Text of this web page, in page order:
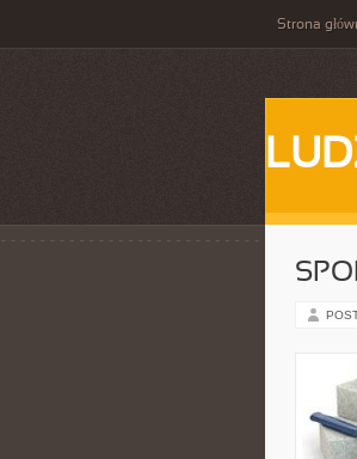
Strona